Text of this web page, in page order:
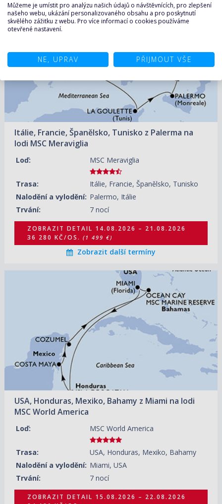
Itálie, Francie, Španělsko, Tunisko z Palerma na
lodi MSC Meraviglia
Loď: MSC Meraviglia
Trasa:
Itálie, Francie, Španělsko, Tunisko
Nalodění a vylodění: Palermo, Itálie
Trvání:
7 nocí
ZOBRAZIT DETAIL
14.08.2026 – 21.08.2026
37 970 KČ/OS.
(1 569 €)
33 130 KČ/OS.
(1 369 €)
ZOBRAZIT DETAIL
04.09.2026 – 11.09.2026
77 660 KČ/OS.
(3 209 €)
ZOBRAZIT DETAIL
11.09.2026 – 18.09.2026
ZOBRAZIT DETAIL
18.09.2026 – 25.09.2026
(1 209 €)
(2 299 €)
ZOBRAZIT DETAIL 14.08.2026 – 21.08.2026
36 280 KČ/OS. (1 499 €)
Zobrazit další termíny
USA, Honduras, Mexiko, Bahamy z Miami na lodi
MSC World America
Loď: MSC World America
Trasa:
USA, Honduras, Mexiko, Bahamy
Nalodění a vylodění: Miami, USA
Trvání:
7 nocí
ZOBRAZIT DETAIL
15.08.2026 – 22.08.2026
24 180 KČ/OS.
(999 €)
ZOBRAZIT DETAIL
29.08.2026 – 05.09.2026
12 080 KČ/OS.
(499 €)
ZOBRAZIT DETAIL
12.09.2026 – 19.09.2026
14 740 KČ/OS.
ZOBRAZIT DETAIL
26.09.2026 – 03.10.2026
ZOBRAZIT DETAIL
10.10.2026 – 17.10.2026
ZOBRAZIT DETAIL
24.10.2026 – 31.10.2026
(779 €)
(739 €)
ZOBRAZIT DETAIL 15.08.2026 – 22.08.2026
Můžeme je umístit pro analýzu našich údajů o návštěvnících, pro zlepšení
našeho webu, ukázání personalizovaného obsahu a pro poskytnutí
skvělého zážitku z webu. Pro více informací o cookies používáme
otevřené nastavení.
NE, UPRAV PŘIJMOUT VŠE